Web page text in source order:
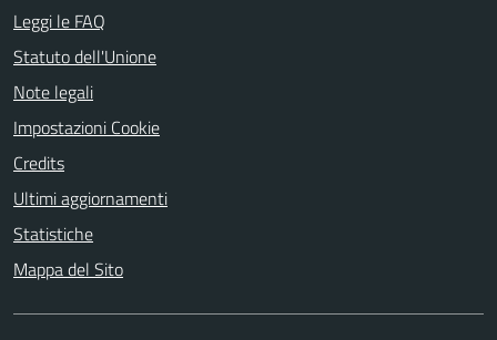
Leggi le FAQ
Statuto dell'Unione
Note legali
Impostazioni Cookie
Credits
Ultimi aggiornamenti
Statistiche
Mappa del Sito